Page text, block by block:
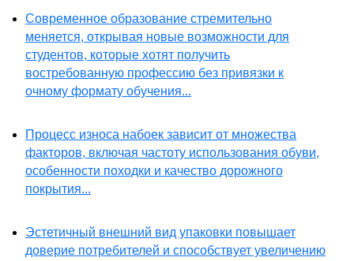
Современное образование стремительно
меняется, открывая новые возможности для
студентов, которые хотят получить
востребованную профессию без привязки к
очному формату обучения...
Процесс износа набоек зависит от множества
факторов, включая частоту использования обуви,
особенности походки и качество дорожного
покрытия...
Эстетичный внешний вид упаковки повышает
доверие потребителей и способствует увеличению